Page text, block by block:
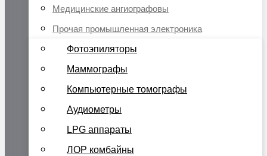
Медицинские ангиографовы
Прочая промышленная электроника
Фотоэпиляторы
Маммографы
Компьютерные томографы
Аудиометры
LPG аппараты
ЛОР комбайны